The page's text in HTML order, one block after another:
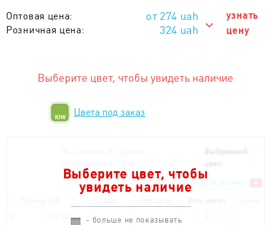
Оптовая цена: 274 uah
Розничная цена: 324 uah
Тираж от 11 шт. :
узнать
цену
Выберите цвет, чтобы увидеть наличие
KIW Цвета под заказ
Выберите цвет, чтобы
увидеть наличие
- больше не показывать
Выбранный
цвет:
Как подобрать размер